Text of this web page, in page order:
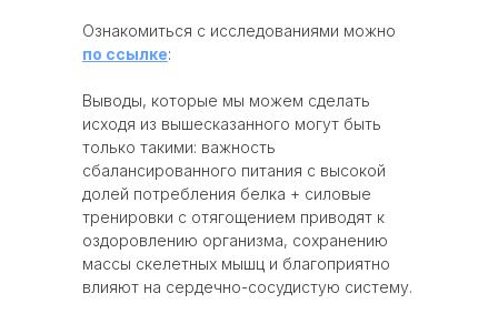
Ознакомиться с исследованиями можно
по ссылке:
Выводы, которые мы можем сделать
исходя из вышесказанного могут быть
только такими: важность
сбалансированного питания с высокой
долей потребления белка + силовые
тренировки с отягощением приводят к
оздоровлению организма, сохранению
массы скелетных мышц и благоприятно
влияют на сердечно-сосудистую систему.